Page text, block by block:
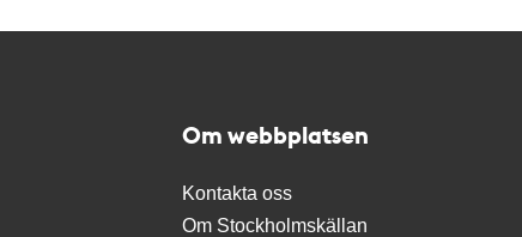
Om webbplatsen
Kontakta oss
Om Stockholmskällan